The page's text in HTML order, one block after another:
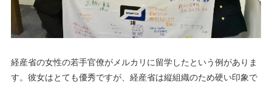
経産省の女性の若手官僚がメルカリに留学したという例がありま
す。彼女はとても優秀ですが、経産省は縦組織のため硬い印象で